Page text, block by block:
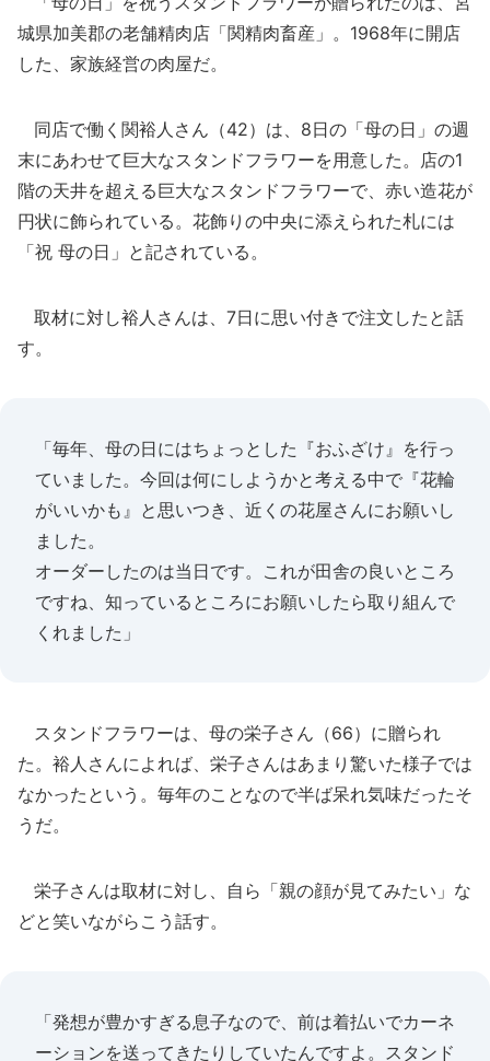
城県加美郡の老舗精肉店「関精肉畜産」。1968年に開店
した、家族経営の肉屋だ。
同店で働く関裕人さん（42）は、8日の「母の日」の週
末にあわせて巨大なスタンドフラワーを用意した。店の1
階の天井を超える巨大なスタンドフラワーで、赤い造花が
円状に飾られている。花飾りの中央に添えられた札には
「祝 母の日」と記されている。
取材に対し裕人さんは、7日に思い付きで注文したと話
す。
「毎年、母の日にはちょっとした『おふざけ』を行っ
ていました。今回は何にしようかと考える中で『花輪
がいいかも』と思いつき、近くの花屋さんにお願いし
ました。
オーダーしたのは当日です。これが田舎の良いところ
ですね、知っているところにお願いしたら取り組んで
くれました」
スタンドフラワーは、母の栄子さん（66）に贈られ
た。裕人さんによれば、栄子さんはあまり驚いた様子では
なかったという。毎年のことなので半ば呆れ気味だったそ
うだ。
栄子さんは取材に対し、自ら「親の顔が見てみたい」な
どと笑いながらこう話す。
「発想が豊かすぎる息子なので、前は着払いでカーネ
ーションを送ってきたりしていたんですよ。スタンド